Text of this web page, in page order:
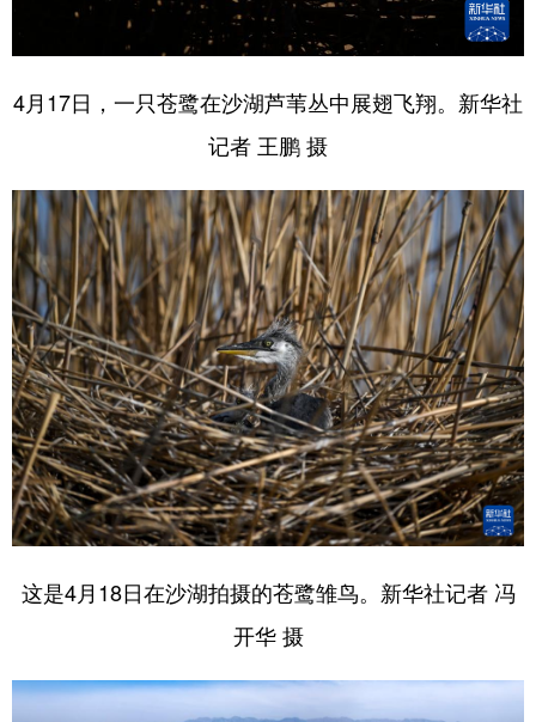
4月17日，一只苍鹭在沙湖芦苇丛中展翅飞翔。新华社
记者 王鹏 摄
这是4月18日在沙湖拍摄的苍鹭雏鸟。新华社记者 冯
开华 摄